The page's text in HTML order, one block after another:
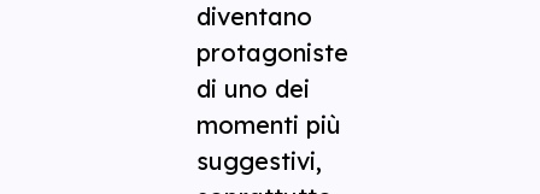
diventano
protagoniste
di uno dei
momenti più
suggestivi,